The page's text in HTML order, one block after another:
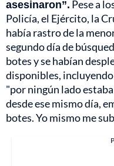
asesinaron”. Pese a
Policía, el Ejército, la
había rastro de la
segundo día de
botes y se habían
disponibles,
"por ningún lado
desde ese mismo día,
botes. Yo mismo me